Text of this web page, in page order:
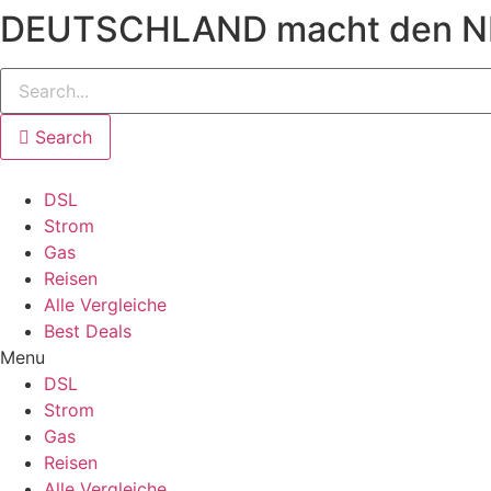
DEUTSCHLAND macht den
Search
DSL
Strom
Gas
Reisen
Alle Vergleiche
Best Deals
Menu
DSL
Strom
Gas
Reisen